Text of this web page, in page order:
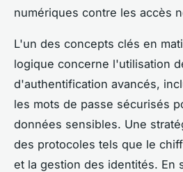
numériques contre les accès
L'un des concepts clés en
logique concerne l'utilisation
d'authentification avancés,
les mots de passe sécurisés
données sensibles. Une
des protocoles tels que le
et la gestion des identités. En